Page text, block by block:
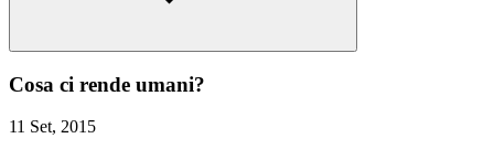
Cosa ci rende umani?
11 Set, 2015